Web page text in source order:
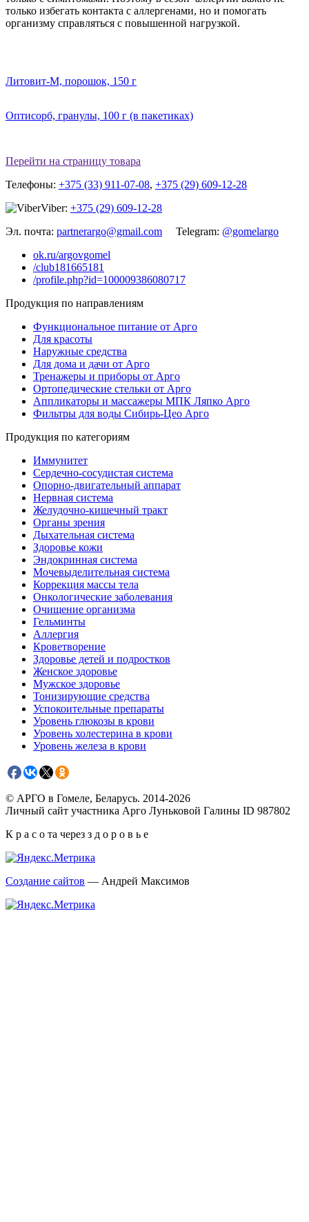
только избегать контакта с аллергенами, но и помогать
организму справляться с повышенной нагрузкой.
Литовит-М, порошок, 150 г
Оптисорб, гранулы, 100 г (в пакетиках)
Перейти на страницу товара
Телефоны: +375 (33) 911-07-08, +375 (29) 609-12-28
Viber: +375 (29) 609-12-28
Эл. почта: partnerargo@gmail.com Telegram: @gomelargo
ok.ru/argovgomel
/club181665181
/profile.php?id=100009386080717
Продукция по направлениям
Функциональное питание от Арго
Для красоты
Наружные средства
Для дома и дачи от Арго
Тренажеры и приборы от Арго
Ортопедические стельки от Арго
Аппликаторы и массажеры МПК Ляпко Арго
Фильтры для воды Сибирь-Цео Арго
Продукция по категориям
Иммунитет
Сердечно-сосудистая система
Опорно-двигательный аппарат
Нервная система
Желудочно-кишечный тракт
Органы зрения
Дыхательная система
Здоровье кожи
Эндокринная система
Мочевыделительная система
Коррекция массы тела
Онкологические заболевания
Очищение организма
Гельминты
Аллергия
Кроветворение
Здоровье детей и подростков
Женское здоровье
Мужское здоровье
Тонизирующие средства
Успокоительные препараты
Уровень глюкозы в крови
Уровень холестерина в крови
Уровень железа в крови
© АРГО в Гомеле, Беларусь. 2014-2026
Личный сайт участника Арго Луньковой Галины ID 987802
К р а с о та через з д о р о в ь е
Создание сайтов — Андрей Максимов